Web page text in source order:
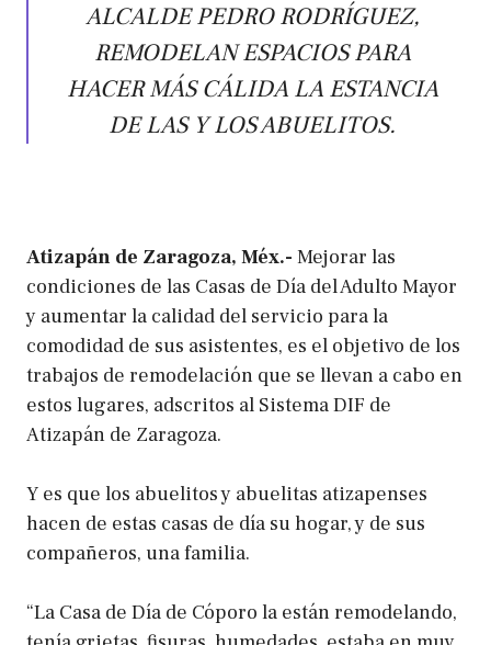
ALCALDE PEDRO RODRÍGUEZ,
REMODELAN ESPACIOS PARA
HACER MÁS CÁLIDA LA ESTANCIA
DE LAS Y LOS ABUELITOS.
Atizapán de Zaragoza, Méx.- Mejorar las
condiciones de las Casas de Día del Adulto Mayor
y aumentar la calidad del servicio para la
comodidad de sus asistentes, es el objetivo de los
trabajos de remodelación que se llevan a cabo en
estos lugares, adscritos al Sistema DIF de
Atizapán de Zaragoza.
Y es que los abuelitos y abuelitas atizapenses
hacen de estas casas de día su hogar, y de sus
compañeros, una familia.
“La Casa de Día de Cóporo la están remodelando,